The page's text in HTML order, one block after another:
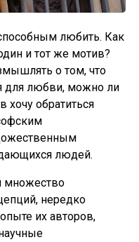
любить. Как
и тот же мотив?
о том, что
для любви, можно ли
хочу обратиться
людей.
множество
нередко
их авторов,